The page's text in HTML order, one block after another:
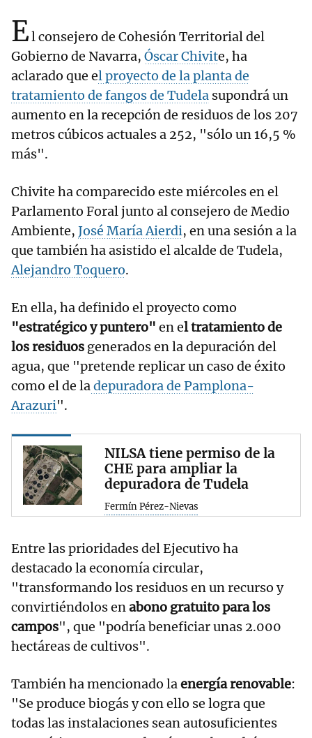
El consejero de Cohesión Territorial del
Gobierno de Navarra, Óscar Chivite, ha
aclarado que el proyecto de la planta de
tratamiento de fangos de Tudela supondrá un
aumento en la recepción de residuos de los 207
metros cúbicos actuales a 252, "sólo un 16,5 %
más".
Chivite ha comparecido este miércoles en el
Parlamento Foral junto al consejero de Medio
Ambiente, José María Aierdi, en una sesión a la
que también ha asistido el alcalde de Tudela,
Alejandro Toquero.
En ella, ha definido el proyecto como
"estratégico y puntero" en el tratamiento de
los residuos generados en la depuración del
agua, que "pretende replicar un caso de éxito
como el de ladepuradora de Pamplona-
Arazuri".
NILSA tiene permiso de la
CHE para ampliar la
depuradora de Tudela
Fermín Pérez-Nievas
Entre las prioridades del Ejecutivo ha
destacado la economía circular,
"transformando los residuos en un recurso y
convirtiéndolos enabono gratuito para los
campos", que "podría beneficiar unas 2.000
hectáreas de cultivos".
También ha mencionado laenergía renovable:
"Se produce biogás y con ello se logra que
todas las instalaciones sean autosuficientes